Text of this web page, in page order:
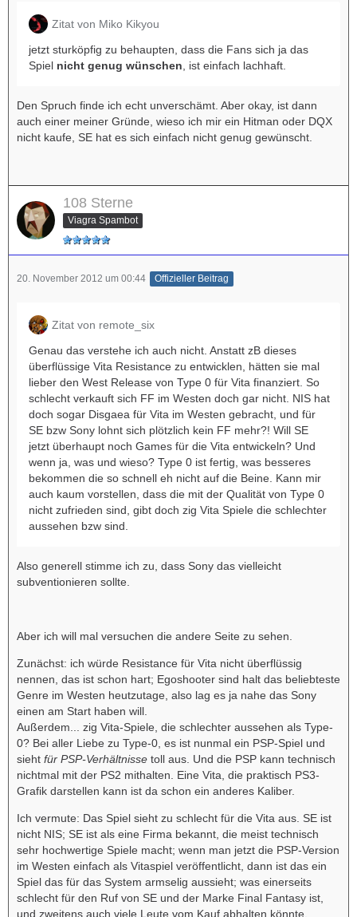
Zitat von Miko Kikyou
jetzt sturköpfig zu behaupten, dass die Fans sich ja das
Spiel nicht genug wünschen , ist einfach lachhaft.
Den Spruch finde ich echt unverschämt. Aber okay, ist dann
auch einer meiner Gründe, wieso ich mir ein Hitman oder DQX
nicht kaufe, SE hat es sich einfach nicht genug gewünscht.
108 Sterne
Viagra Spambot
20. November 2012 um 00:44 Offizieller Beitrag
Zitat von remote_six
Genau das verstehe ich auch nicht. Anstatt zB dieses
überflüssige Vita Resistance zu entwicklen, hätten sie mal
lieber den West Release von Type 0 für Vita finanziert. So
schlecht verkauft sich FF im Westen doch gar nicht. NIS hat
doch sogar Disgaea für Vita im Westen gebracht, und für
SE bzw Sony lohnt sich plötzlich kein FF mehr?! Will SE
jetzt überhaupt noch Games für die Vita entwickeln? Und
wenn ja, was und wieso? Type 0 ist fertig, was besseres
bekommen die so schnell eh nicht auf die Beine. Kann mir
auch kaum vorstellen, dass die mit der Qualität von Type 0
nicht zufrieden sind, gibt doch zig Vita Spiele die schlechter
aussehen bzw sind.
Also generell stimme ich zu, dass Sony das vielleicht
subventionieren sollte.
Aber ich will mal versuchen die andere Seite zu sehen.
Zunächst: ich würde Resistance für Vita nicht überflüssig
nennen, das ist schon hart; Egoshooter sind halt das beliebteste
Genre im Westen heutzutage, also lag es ja nahe das Sony
einen am Start haben will.
Außerdem... zig Vita-Spiele, die schlechter aussehen als Type-
0? Bei aller Liebe zu Type-0, es ist nunmal ein PSP-Spiel und
sieht für PSP-Verhältnisse toll aus. Und die PSP kann technisch
nichtmal mit der PS2 mithalten. Eine Vita, die praktisch PS3-
Grafik darstellen kann ist da schon ein anderes Kaliber.
Ich vermute: Das Spiel sieht zu schlecht für die Vita aus. SE ist
nicht NIS; SE ist als eine Firma bekannt, die meist technisch
sehr hochwertige Spiele macht; wenn man jetzt die PSP-Version
im Westen einfach als Vitaspiel veröffentlicht, dann ist das ein
Spiel das für das System armselig aussieht; was einerseits
schlecht für den Ruf von SE und der Marke Final Fantasy ist,
und zweitens auch viele Leute vom Kauf abhalten könnte.